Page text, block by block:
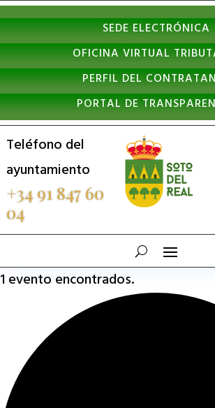
Nota:
este
sitio
web
incluye
un
sistema
de
accesibilidad.
SEDE ELECTRÓNICA
OFICINA VIRTUAL
PERFIL DEL
PORTAL DE
Teléfono del
ayuntamiento
+34 91 847 60
04
1 evento encontrados.